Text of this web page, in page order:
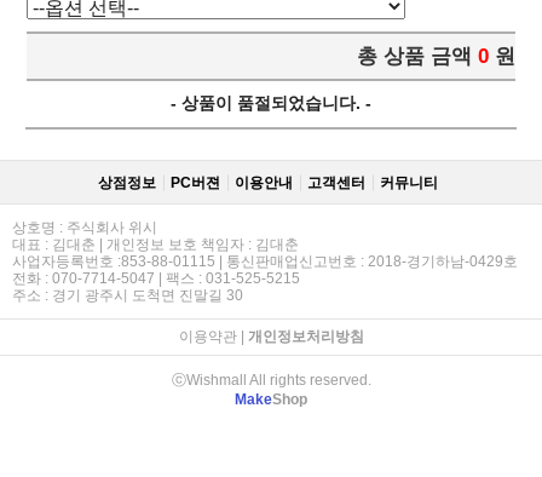
총 상품 금액 0 원
- 상품이 품절되었습니다. -
상점정보 PC버젼 이용안내 고객센터 커뮤니티
상호명 : 주식회사 위시
대표 : 김대춘 | 개인정보 보호 책임자 : 김대춘
사업자등록번호 :853-88-01115 | 통신판매업신고번호 : 2018-경기하남-0429호
전화 : 070-7714-5047 | 팩스 : 031-525-5215
주소 : 경기 광주시 도척면 진말길 30
이용약관| 개인정보처리방침
ⓒWishmall All rights reserved.
MakeShop